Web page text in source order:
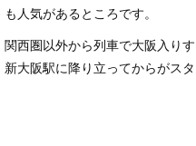
も人気があるところです。
関西圏以外から列車で大阪入り
新大阪駅に降り立ってからがス